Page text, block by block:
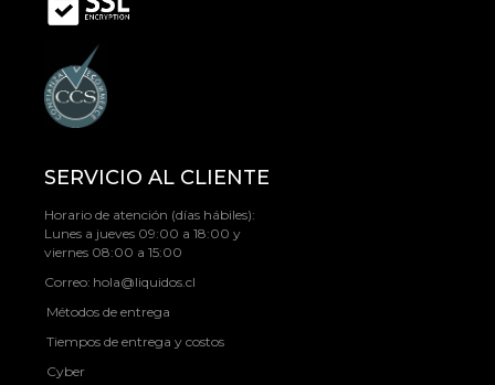
SERVICIO AL CLIENTE
Horario de atención (días hábiles):
Lunes a jueves 09:00 a 18:00 y
viernes 08:00 a 15:00
Correo: hola@liquidos.cl
Métodos de entrega
Tiempos de entrega y costos
Cyber